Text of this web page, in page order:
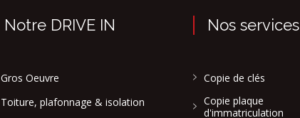
Notre DRIVE IN
Gros Oeuvre
Toiture, plafonnage & isolation
Nos services
Copie de clés
Copie plaque
d'immatriculation